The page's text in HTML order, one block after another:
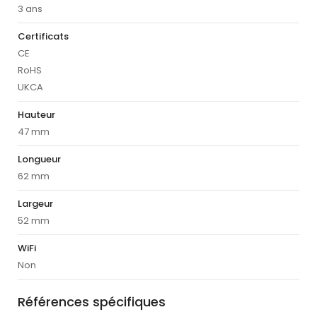
3 ans
Certificats
CE
RoHS
UKCA
Hauteur
47 mm
Longueur
62 mm
Largeur
52 mm
WiFi
Non
Références spécifiques